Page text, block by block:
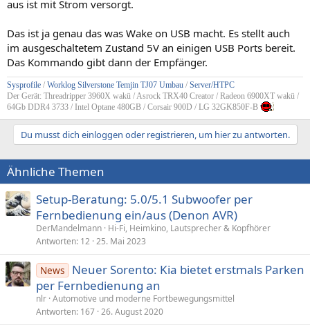
aus ist mit Strom versorgt.
Das ist ja genau das was Wake on USB macht. Es stellt auch
im ausgeschaltetem Zustand 5V an einigen USB Ports bereit.
Das Kommando gibt dann der Empfänger.
Sysprofile / Worklog Silverstone Temjin TJ07 Umbau / Server/HTPC
Der Gerät: Threadripper 3960X wakü / Asrock TRX40 Creator / Radeon 6900XT wakü /
64Gb DDR4 3733 / Intel Optane 480GB / Corsair 900D / LG 32GK850F-B
Du musst dich einloggen oder registrieren, um hier zu antworten.
Ähnliche Themen
Setup-Beratung: 5.0/5.1 Subwoofer per
Fernbedienung ein/aus (Denon AVR)
DerMandelmann Hi-Fi, Heimkino, Lautsprecher & Kopfhörer
Antworten 12 25. Mai 2023
News
Neuer Sorento: Kia bietet erstmals Parken
per Fernbedienung an
nlr Automotive und moderne Fortbewegungsmittel
Antworten 167 26. August 2020